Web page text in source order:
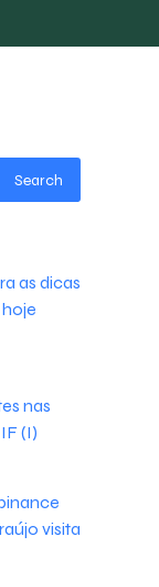
Search
as dicas
nas
(I)
visita